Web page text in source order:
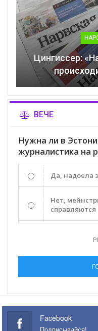
Цингиссер:
ВЕЧЕ
Нужна ли в
журналистика на
Да, надоела
Нет,
справляются
Facebook